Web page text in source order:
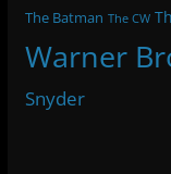
The Batman The CW
Warner
Snyder